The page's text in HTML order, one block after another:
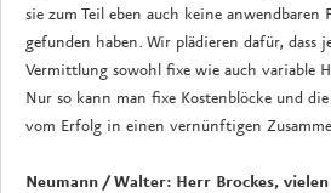
sie zum Teil eben auch keine anwendbaren
gefunden haben. Wir plädieren dafür, dass
Vermittlung sowohl fixe wie auch variable
Nur so kann man fixe Kostenblöcke und
vom Erfolg in einen vernünftigen
Neumann / Walter: Herr Brockes,